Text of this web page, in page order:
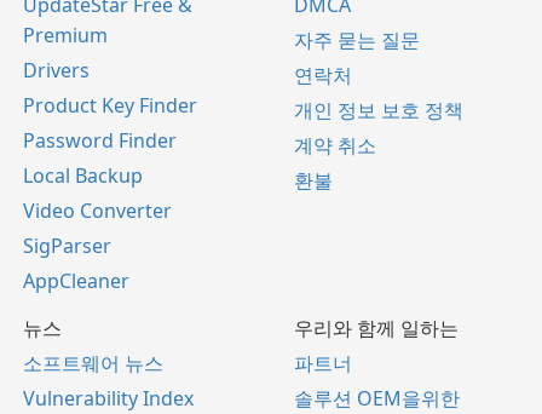
Premium
Drivers
Product Key Finder
Password Finder
Local Backup
Video Converter
SigParser
AppCleaner
자주 묻는 질문
연락처
개인 정보 보호 정책
계약 취소
환불
뉴스
소프트웨어 뉴스
Vulnerability Index
우리와 함께 일하는
파트너
솔루션 OEM을위한